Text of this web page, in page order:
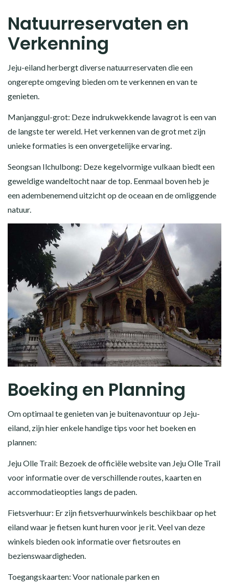
Natuurreservaten en
Verkenning
Jeju-eiland herbergt diverse natuurreservaten die een
ongerepte omgeving bieden om te verkennen en van te
genieten.
Manjanggul-grot: Deze indrukwekkende lavagrot is een van
de langste ter wereld. Het verkennen van de grot met zijn
unieke formaties is een onvergetelijke ervaring.
Seongsan Ilchulbong: Deze kegelvormige vulkaan biedt een
geweldige wandeltocht naar de top. Eenmaal boven heb je
een adembenemend uitzicht op de oceaan en de omliggende
natuur.
Boeking en Planning
Om optimaal te genieten van je buitenavontuur op Jeju-
eiland, zijn hier enkele handige tips voor het boeken en
plannen:
Jeju Olle Trail: Bezoek de officiële website van Jeju Olle Trail
voor informatie over de verschillende routes, kaarten en
accommodatieopties langs de paden.
Fietsverhuur: Er zijn fietsverhuurwinkels beschikbaar op het
eiland waar je fietsen kunt huren voor je rit. Veel van deze
winkels bieden ook informatie over fietsroutes en
bezienswaardigheden.
Toegangskaarten: Voor nationale parken en